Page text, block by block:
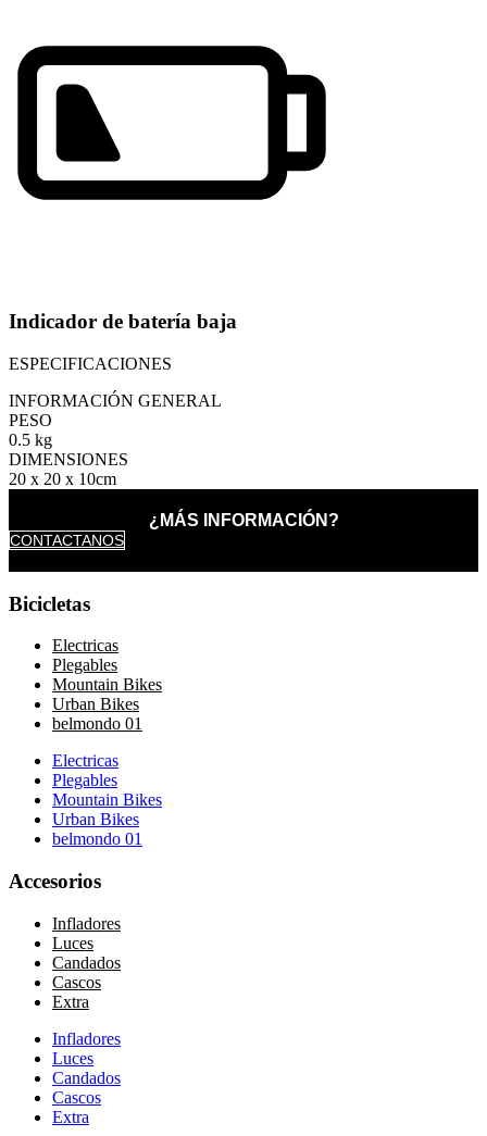
Indicador de batería baja
ESPECIFICACIONES
INFORMACIÓN GENERAL
PESO
0.5 kg
DIMENSIONES
20 x 20 x 10cm
¿MÁS INFORMACIÓN?
CONTACTANOS
Bicicletas
Electricas
Plegables
Mountain Bikes
Urban Bikes
belmondo 01
Electricas
Plegables
Mountain Bikes
Urban Bikes
belmondo 01
Accesorios
Infladores
Luces
Candados
Cascos
Extra
Infladores
Luces
Candados
Cascos
Extra